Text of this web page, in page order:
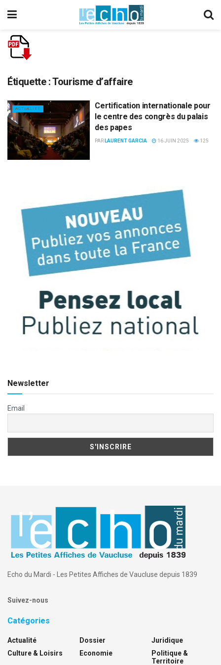
Étiquette :Tourisme d’affaire
ACTUALITÉ
Certification internationale pour
le centre des congrès du palais
des papes
PAR LAURENT GARCIA 16 JUIN 2025 125
Newsletter
Email
Echo du Mardi - Les Petites Affiches de Vaucluse depuis 1839
Suivez-nous
Catégories
Actualité
Culture & Loisirs
Dossier
Economie
Juridique
Politique &
Territoire